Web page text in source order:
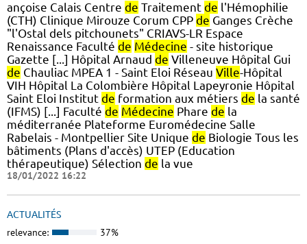
ançoise Calais Centre de Traitement de l'Hémophilie
(CTH) Clinique Mirouze Corum CPP de Ganges Crèche
"l'Ostal dels pitchounets" CRIAVS-LR Espace
Renaissance Faculté de Médecine - site historique
Gazette [...] Hôpital Arnaud de Villeneuve Hôpital Gui
de Chauliac MPEA 1 - Saint Eloi Réseau Ville-Hôpital
VIH Hôpital La Colombière Hôpital Lapeyronie Hôpital
Saint Eloi Institut de formation aux métiers de la santé
(IFMS) [...] Faculté de Médecine Phare de la
méditerranée Plateforme Euromédecine Salle
Rabelais - Montpellier Site Unique de Biologie Tous les
bâtiments (Plans d'accès) UTEP (Education
thérapeutique) Sélection de la vue
18/01/2022 16:22
ACTUALITÉS
relevance: 37%